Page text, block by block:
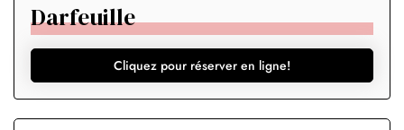
Darfeuille
Cliquez pour réserver en ligne!